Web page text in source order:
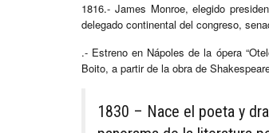
1816.- James Monroe, elegido
delegado continental del congreso,
.- Estreno en Nápoles de la ópera
Boito, a partir de la obra de
1830 – Nace el poeta y